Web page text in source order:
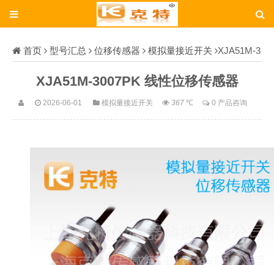
首页 型号汇总 位移传感器 模拟量接近开关 XJA51M-3
XJA51M-3007PK 线性位移传感器
2026-06-01 模拟量接近开关 367℃ 0 产品咨询